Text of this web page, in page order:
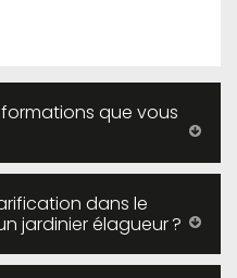
que vous
dans le
jardinier élagueur ?